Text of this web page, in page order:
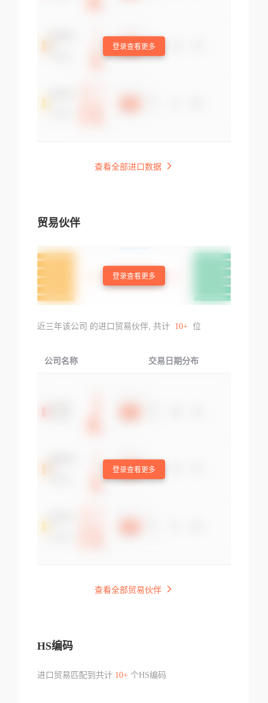
登录查看更多
查看全部进口数据
贸易伙伴
登录查看更多
近三年该公司 的进口贸易伙伴, 共计 10+ 位
公司名称 交易日期分布
登录查看更多
查看全部贸易伙伴
HS编码
进口贸易匹配到共计 10+个HS编码